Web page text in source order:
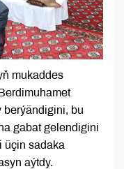
mukaddes
berýändigini, bu
gabat gelendigini
üçin sadaka
aýtdy.